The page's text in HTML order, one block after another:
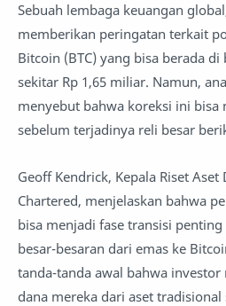
Sebuah lembaga keuangan
memberikan peringatan terkait
Bitcoin (BTC) yang bisa berada di
sekitar Rp 1,65 miliar. Namun,
menyebut bahwa koreksi ini
sebelum terjadinya reli besar
Geoff Kendrick, Kepala Riset
Chartered, menjelaskan bahwa
bisa menjadi fase transisi
besar-besaran dari emas ke
tanda-tanda awal bahwa
dana mereka dari aset tradisional